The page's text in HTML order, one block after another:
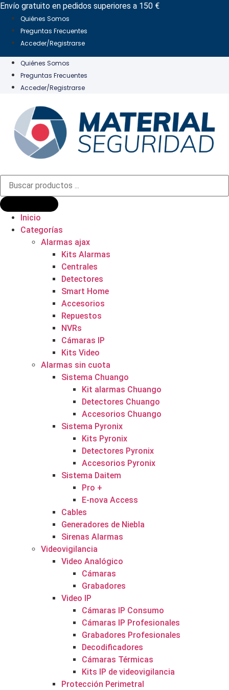
Ir
contenido
Envío gratuito en pedidos superiores a 150 €
Quiénes Somos
Preguntas Frecuentes
Acceder/Registrarse
Quiénes Somos
Preguntas Frecuentes
Acceder/Registrarse
Búsqueda
productos
Inicio
Categorías
Alarmas ajax
Kits Alarmas
Centrales
Detectores
Smart Home
Accesorios
Repuestos
NVRs
Cámaras IP
Kits Video
Alarmas sin cuota
Sistema Chuango
Kit alarmas Chuango
Detectores Chuango
Accesorios Chuango
Sistema Pyronix
Kits Pyronix
Detectores Pyronix
Accesorios Pyronix
Sistema Daitem
Pro +
E-nova Access
Cables
Generadores de Niebla
Sirenas Alarmas
Videovigilancia
Video Analógico
Cámaras
Grabadores
Video IP
Cámaras IP Consumo
Cámaras IP Profesionales
Grabadores Profesionales
Decodificadores
Cámaras Térmicas
Kits IP de videovigilancia
Protección Perimetral